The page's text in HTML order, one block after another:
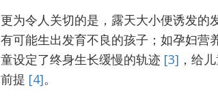
更为令人关切的是，露天大小便诱发的
有可能生出发育不良的孩子；如孕妇营
童设定了终身生长缓慢的轨迹 [3] ，给
前提 [4]。